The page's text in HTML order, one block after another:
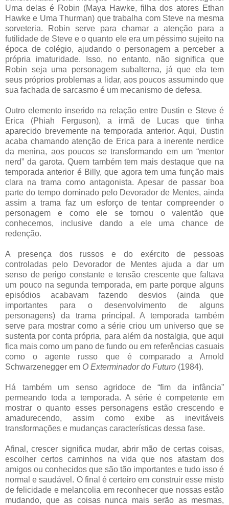
Uma delas é Robin (Maya Hawke, filha dos atores Ethan
Hawke e Uma Thurman) que trabalha com Steve na mesma
sorveteria. Robin serve para chamar a atenção para a
futilidade de Steve e o quanto ele era um péssimo sujeito na
época de colégio, ajudando o personagem a perceber a
própria imaturidade. Isso, no entanto, não significa que
Robin seja uma personagem subalterna, já que ela tem
seus próprios problemas a lidar, aos poucos assumindo que
sua fachada de sarcasmo é um mecanismo de defesa.
Outro elemento inserido na relação entre Dustin e Steve é
Erica (Phiah Ferguson), a irmã de Lucas que tinha
aparecido brevemente na temporada anterior. Aqui, Dustin
acaba chamando atenção de Erica para a inerente nerdice
da menina, aos poucos se transformando em um “mentor
nerd” da garota. Quem também tem mais destaque que na
temporada anterior é Billy, que agora tem uma função mais
clara na trama como antagonista. Apesar de passar boa
parte do tempo dominado pelo Devorador de Mentes, ainda
assim a trama faz um esforço de tentar compreender o
personagem e como ele se tornou o valentão que
conhecemos, inclusive dando a ele uma chance de
redenção.
A presença dos russos e do exército de pessoas
controladas pelo Devorador de Mentes ajuda a dar um
senso de perigo constante e tensão crescente que faltava
um pouco na segunda temporada, em parte porque alguns
episódios acabavam fazendo desvios (ainda que
importantes para o desenvolvimento de alguns
personagens) da trama principal. A temporada também
serve para mostrar como a série criou um universo que se
sustenta por conta própria, para além da nostalgia, que aqui
fica mais como um pano de fundo ou em referências casuais
como o agente russo que é comparado a Arnold
Schwarzenegger em O Exterminador do Futuro (1984).
Há também um senso agridoce de “fim da infância”
permeando toda a temporada. A série é competente em
mostrar o quanto esses personagens estão crescendo e
amadurecendo, assim como exibe as inevitáveis
transformações e mudanças características dessa fase.
Afinal, crescer significa mudar, abrir mão de certas coisas,
escolher certos caminhos na vida que nos afastam dos
amigos ou conhecidos que são tão importantes e tudo isso é
normal e saudável. O final é certeiro em construir esse misto
de felicidade e melancolia em reconhecer que nossas estão
mudando, que as coisas nunca mais serão as mesmas,